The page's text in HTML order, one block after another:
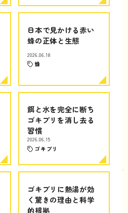
日本で見かける赤い
蜂の正体と生態
2026.06.18
蜂
餌と水を完全に断ち
ゴキブリを消し去る
習慣
2026.06.15
ゴキブリ
ゴキブリに熱湯が効
く驚きの理由と科学
的根拠